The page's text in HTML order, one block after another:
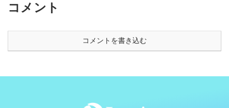
コメント
コメントを書き込む